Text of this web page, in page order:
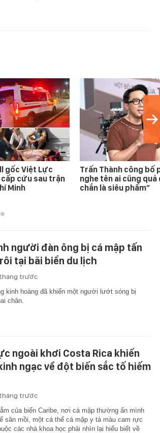
gốc Việt Lực
cấp cứu sau trận
Minh
Trấn Thành công bố
nghe tên ai cũng quả
chắn là siêu phẩm”
người đàn ông bị cá mập tấn
tại bãi biển du lịch
trước
kinh hoàng đã khiến một người lướt sóng bị
chân.
ngoài khơi Costa Rica khiến
ngạc về đột biến sắc tố hiếm
trước
của biển Caribe, nơi cá mập thường ẩn mình
săn mồi, một cá thể cá mập y tá màu cam rực
các nhà khoa học phải nhìn lại hiểu biết về